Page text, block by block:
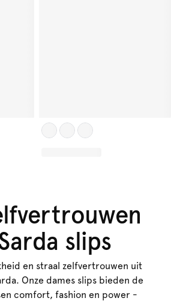
slips
en straal zelfvertrouwen uit
Onze dames slips bieden de
comfort, fashion en power -